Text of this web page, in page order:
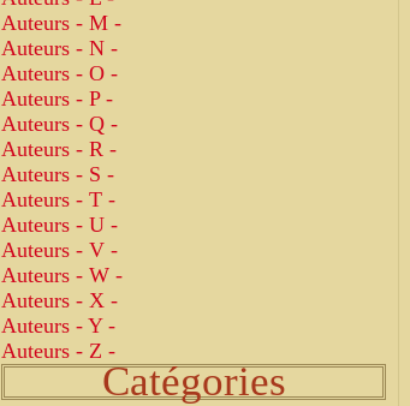
Auteurs - M -
Auteurs - N -
Auteurs - O -
Auteurs - P -
Auteurs - Q -
Auteurs - R -
Auteurs - S -
Auteurs - T -
Auteurs - U -
Auteurs - V -
Auteurs - W -
Auteurs - X -
Auteurs - Y -
Auteurs - Z -
Catégories